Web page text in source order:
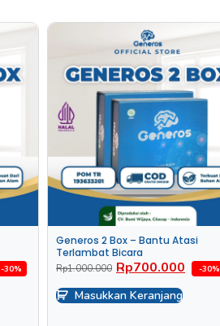
-30%
Generos 2 Box – Bantu Atasi
Terlambat Bicara
Rp1.000.000 Rp700.000 -30%
Masukkan Keranjang